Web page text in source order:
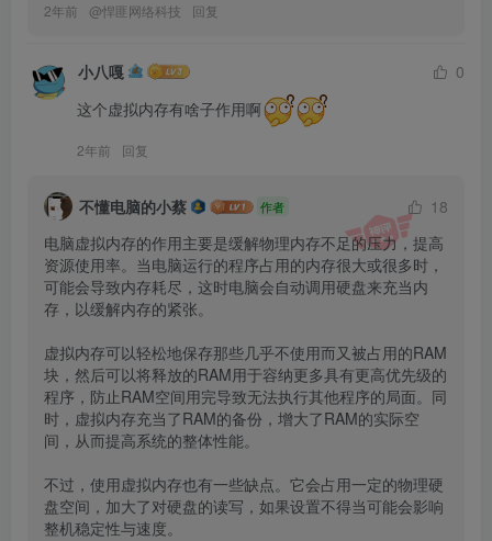
2年前 @悍匪网络科技 回复
小八嘎
0
这个虚拟内存有啥子作用啊
2年前 回复
不懂电脑的小蔡 作者
18
电脑虚拟内存的作用主要是缓解物理内存不足的压力，提高
资源使用率。当电脑运行的程序占用的内存很大或很多时，
可能会导致内存耗尽，这时电脑会自动调用硬盘来充当内
存，以缓解内存的紧张。
虚拟内存可以轻松地保存那些几乎不使用而又被占用的RAM
块，然后可以将释放的RAM用于容纳更多具有更高优先级的
程序，防止RAM空间用完导致无法执行其他程序的局面。同
时，虚拟内存充当了RAM的备份，增大了RAM的实际空
间，从而提高系统的整体性能。
不过，使用虚拟内存也有一些缺点。它会占用一定的物理硬
盘空间，加大了对硬盘的读写，如果设置不得当可能会影响
整机稳定性与速度。